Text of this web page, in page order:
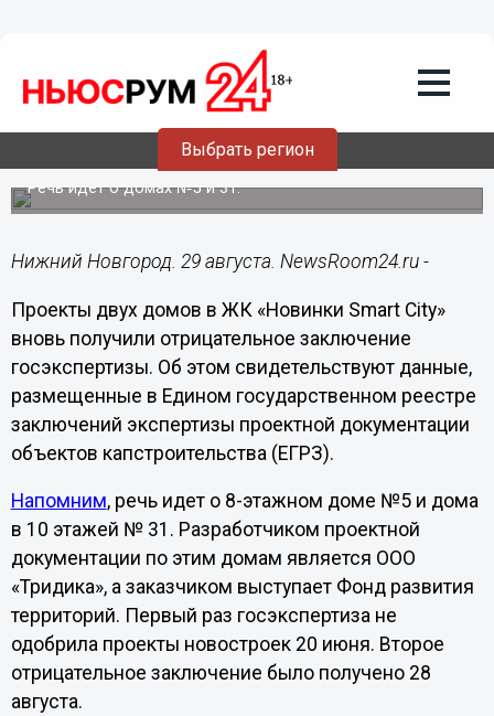
Выбрать регион
Проекты двух домов в ЖК «Новинки
Smart City» вновь не прошли
госэкспертизу
Речь идет о домах №5 и 31.
Нижний Новгород. 29 августа. NewsRoom24.ru -
Проекты двух домов в ЖК «Новинки Smart City»
вновь получили отрицательное заключение
госэкспертизы. Об этом свидетельствуют данные,
размещенные в Едином государственном реестре
заключений экспертизы проектной документации
объектов капстроительства (ЕГРЗ).
Напомним, речь идет о 8-этажном доме №5 и дома
в 10 этажей № 31. Разработчиком проектной
документации по этим домам является ООО
«Тридика», а заказчиком выступает Фонд развития
территорий. Первый раз госэкспертиза не
одобрила проекты новостроек 20 июня. Второе
отрицательное заключение было получено 28
августа.